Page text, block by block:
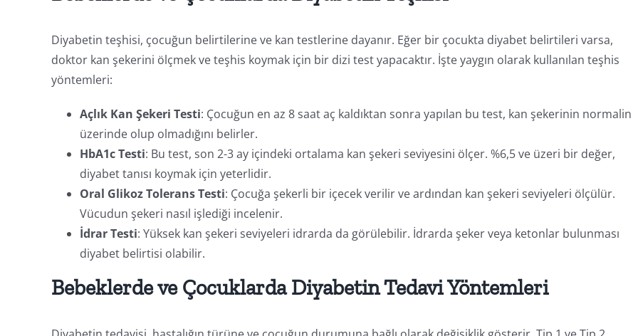
Diyabetin teşhisi, çocuğun belirtilerine ve kan testlerine dayanır. Eğer bir çocukta diyabet belirtileri varsa,
doktor kan şekerini ölçmek ve teşhis koymak için bir dizi test yapacaktır. İşte yaygın olarak kullanılan teşhis
yöntemleri:
Açlık Kan Şekeri Testi: Çocuğun en az 8 saat aç kaldıktan sonra yapılan bu test, kan şekerinin normalin
üzerinde olup olmadığını belirler.
HbA1c Testi: Bu test, son 2-3 ay içindeki ortalama kan şekeri seviyesini ölçer. %6,5 ve üzeri bir değer,
diyabet tanısı koymak için yeterlidir.
Oral Glikoz Tolerans Testi: Çocuğa şekerli bir içecek verilir ve ardından kan şekeri seviyeleri ölçülür.
Vücudun şekeri nasıl işlediği incelenir.
İdrar Testi: Yüksek kan şekeri seviyeleri idrarda da görülebilir. İdrarda şeker veya ketonlar bulunması
diyabet belirtisi olabilir.
Bebeklerde ve Çocuklarda Diyabetin Tedavi Yöntemleri